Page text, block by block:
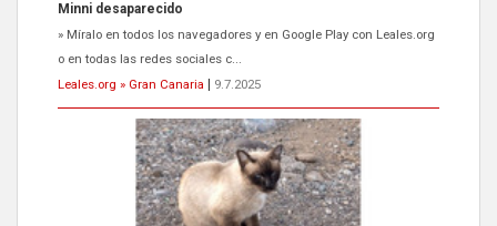
Minni desaparecido
» Míralo en todos los navegadores y en Google Play con Leales.org
o en todas las redes sociales c...
Leales.org » Gran Canaria
9.7.2025